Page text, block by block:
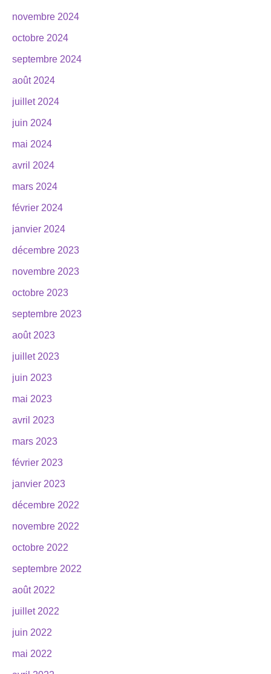
novembre 2024
octobre 2024
septembre 2024
août 2024
juillet 2024
juin 2024
mai 2024
avril 2024
mars 2024
février 2024
janvier 2024
décembre 2023
novembre 2023
octobre 2023
septembre 2023
août 2023
juillet 2023
juin 2023
mai 2023
avril 2023
mars 2023
février 2023
janvier 2023
décembre 2022
novembre 2022
octobre 2022
septembre 2022
août 2022
juillet 2022
juin 2022
mai 2022